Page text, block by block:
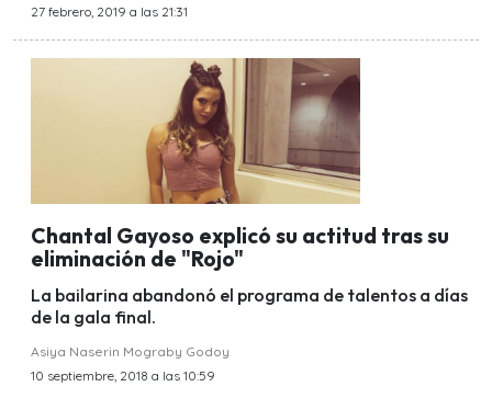
27 febrero, 2019 a las 21:31
Chantal Gayoso explicó su actitud tras su
eliminación de "Rojo"
La bailarina abandonó el programa de talentos a días
de la gala final.
Asiya Naserin Mograby Godoy
10 septiembre, 2018 a las 10:59